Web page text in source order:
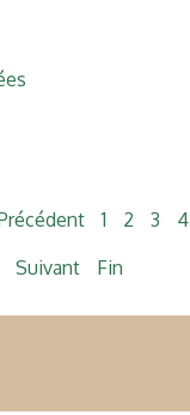
1 2 3 4
Suivant Fin